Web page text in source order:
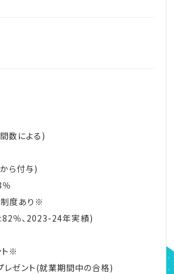
数による)
ら付与)
度あり※
％、2023-24年実績)
ト※
レゼント(就業期間中の合格)